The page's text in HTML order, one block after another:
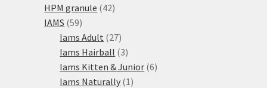
HPM granule 4242
IAMS 5959
produktů
Iams Adult 2727
produktů
Iams Hairball 33
produkty
Iams Kitten & Junior 66
Iams Naturally 1 1